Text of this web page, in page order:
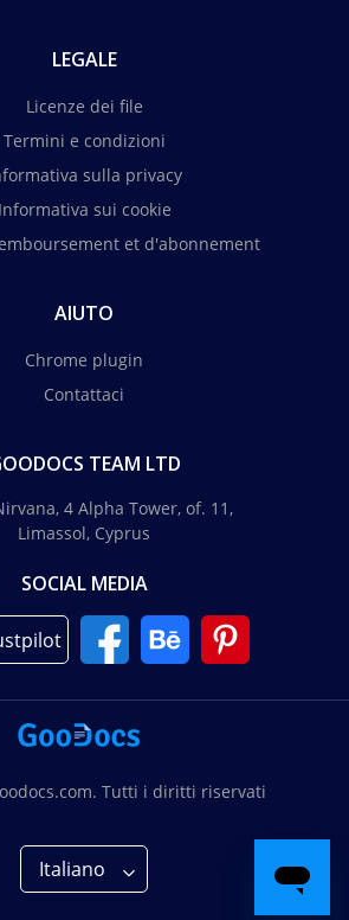
LEGALE
Licenze dei file
Termini e condizioni
sulla privacy
Informativa sui cookie
et d'abonnement
AIUTO
Chrome plugin
Contattaci
TEAM LTD
4 Alpha Tower, of. 11,
Limassol, Cyprus
SOCIAL MEDIA
Tutti i diritti riservati
Italiano